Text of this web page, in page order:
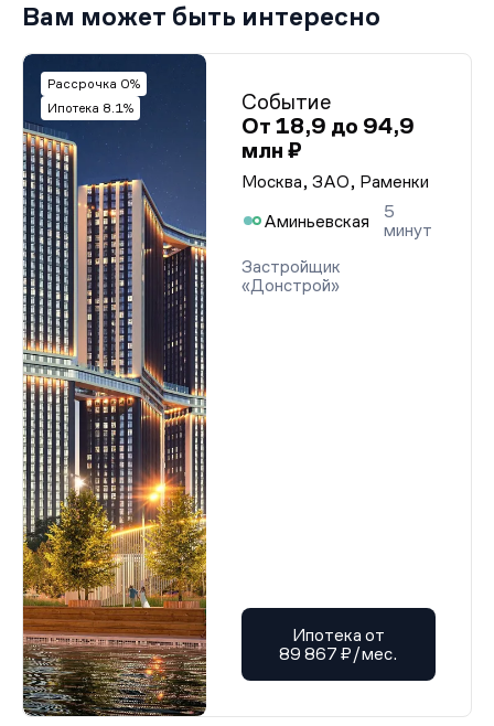
Вам может быть интересно
Рассрочка 0%
Ипотека 8.1%
Событие
От 18,9 до 94,9
млн ₽
Москва, ЗАО, Раменки
Аминьевская
5
минут
Застройщик
«Донстрой»
Ипотека от
89 867 ₽/мес.